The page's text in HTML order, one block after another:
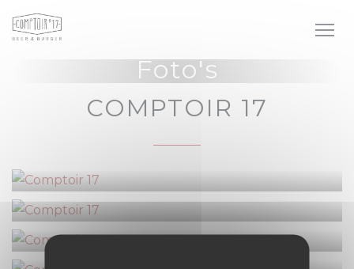
Cookies beheer paneel
Foto's
COMPTOIR 17